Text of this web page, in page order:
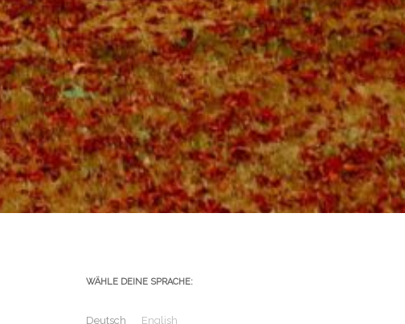
WÄHLE DEINE SPRACHE:
Deutsch English